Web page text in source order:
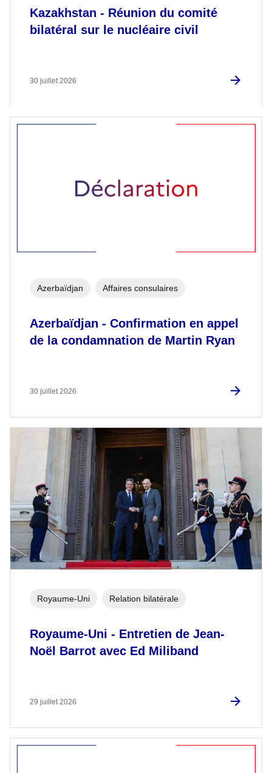
Kazakhstan - Réunion du comité
bilatéral sur le nucléaire civil
30 juillet 2026
Azerbaïdjan - Confirmation en appel
de la condamnation de Martin Ryan
Azerbaïdjan Affaires consulaires
30 juillet 2026
Royaume-Uni - Entretien de Jean-
Noël Barrot avec Ed Miliband
Royaume-Uni Relation bilatérale
29 juillet 2026